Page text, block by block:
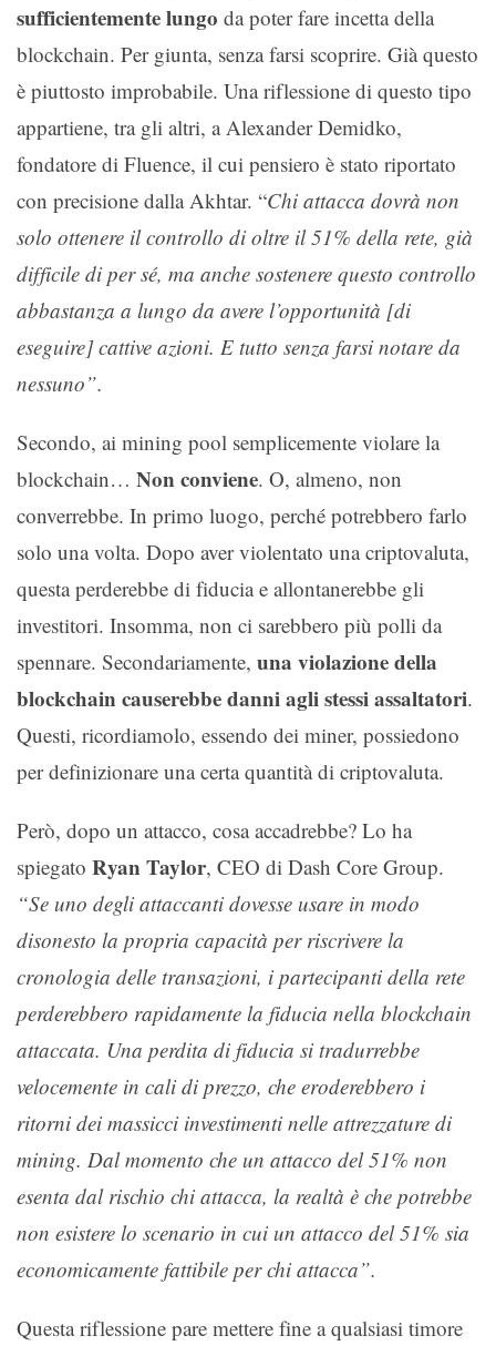
sufficientemente lungo da poter fare incetta della
blockchain. Per giunta, senza farsi scoprire. Già questo
è piuttosto improbabile. Una riflessione di questo tipo
appartiene, tra gli altri, a Alexander Demidko,
fondatore di Fluence, il cui pensiero è stato riportato
con precisione dalla Akhtar. “Chi attacca dovrà non
solo ottenere il controllo di oltre il 51% della rete, già
difficile di per sé, ma anche sostenere questo controllo
abbastanza a lungo da avere l’opportunità [di
eseguire] cattive azioni. E tutto senza farsi notare da
nessuno”.
Secondo, ai mining pool semplicemente violare la
blockchain… Non conviene. O, almeno, non
converrebbe. In primo luogo, perché potrebbero farlo
solo una volta. Dopo aver violentato una criptovaluta,
questa perderebbe di fiducia e allontanerebbe gli
investitori. Insomma, non ci sarebbero più polli da
spennare. Secondariamente, una violazione della
blockchain causerebbe danni agli stessi assaltatori.
Questi, ricordiamolo, essendo dei miner, possiedono
per definizionare una certa quantità di criptovaluta.
Però, dopo un attacco, cosa accadrebbe? Lo ha
spiegato Ryan Taylor, CEO di Dash Core Group.
“Se uno degli attaccanti dovesse usare in modo
disonesto la propria capacità per riscrivere la
cronologia delle transazioni, i partecipanti della rete
perderebbero rapidamente la fiducia nella blockchain
attaccata. Una perdita di fiducia si tradurrebbe
velocemente in cali di prezzo, che eroderebbero i
ritorni dei massicci investimenti nelle attrezzature di
mining. Dal momento che un attacco del 51% non
esenta dal rischio chi attacca, la realtà è che potrebbe
non esistere lo scenario in cui un attacco del 51% sia
economicamente fattibile per chi attacca”.
Questa riflessione pare mettere fine a qualsiasi timore